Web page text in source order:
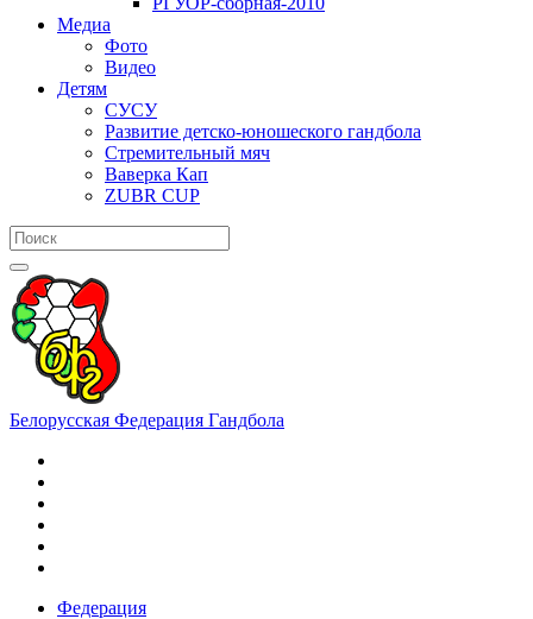
Медиа
Фото
Видео
Детям
СУСУ
Развитие детско-юношеского гандбола
Стремительный мяч
Ваверка Кап
ZUBR CUP
Белорусская Федерация Гандбола
Федерация